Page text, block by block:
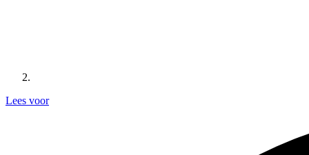
Lees voor